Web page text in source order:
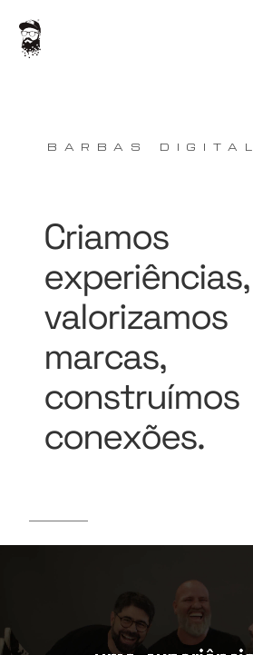
BARBAS DIGITAL
Criamos
experiências,
valorizamos
marcas,
construímos
conexões.